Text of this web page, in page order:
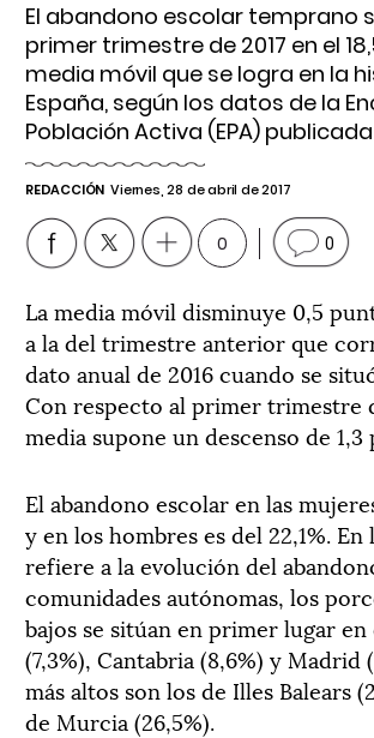
El abandono escolar temprano
primer trimestre de 2017 en el
media móvil que se logra en la
España, según los datos de la
Población Activa (EPA)
REDACCIÓN Viernes, 28 de abril de 2017
0 0
La media móvil disminuye 0,5
a la del trimestre anterior que
dato anual de 2016 cuando se
Con respecto al primer trimestre
media supone un descenso de 1,3
El abandono escolar en las
y en los hombres es del 22,1%. En
refiere a la evolución del
comunidades autónomas, los
bajos se sitúan en primer lugar en
(7,3%), Cantabria (8,6%) y Madrid
más altos son los de Illes Balears
de Murcia (26,5%).